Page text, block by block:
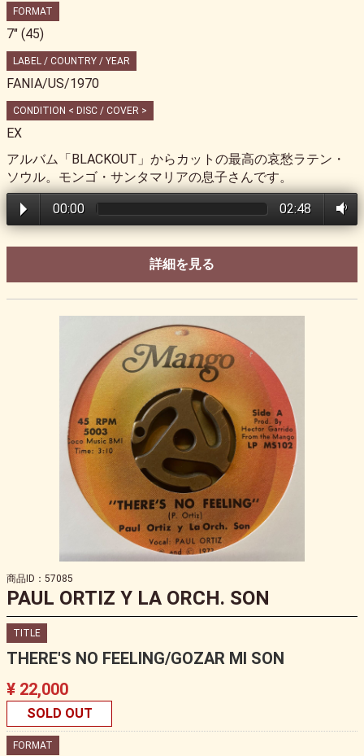
FORMAT
7" (45)
LABEL / COUNTRY / YEAR
FANIA/US/1970
CONDITION < DISC / COVER >
EX
アルバム「BLACKOUT」からカットの最高の哀愁ラテン・
ソウル。モンゴ・サンタマリアの息子さんです。
00:00 02:48
詳細を見る
商品ID：57085
PAUL ORTIZ Y LA ORCH. SON
TITLE
THERE'S NO FEELING/GOZAR MI SON
¥ 22,000
SOLD OUT
FORMAT